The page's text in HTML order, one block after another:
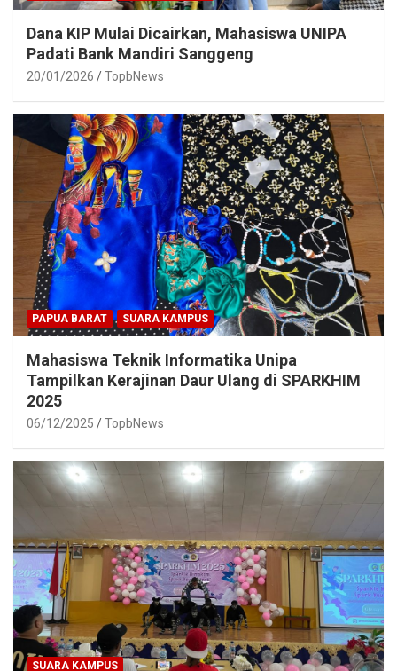
Dana KIP Mulai Dicairkan, Mahasiswa UNIPA
Padati Bank Mandiri Sanggeng
20/01/2026 TopbNews
PAPUA BARAT SUARA KAMPUS
Mahasiswa Teknik Informatika Unipa
Tampilkan Kerajinan Daur Ulang di SPARKHIM
2025
06/12/2025 TopbNews
SUARA KAMPUS